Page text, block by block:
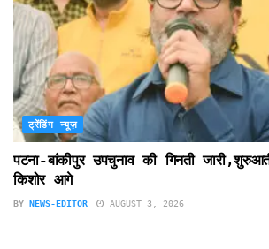
ट्रेंडिंग न्यूज़
पटना-बांकीपुर उपचुनाव की गिनती
किशोर आगे
BY NEWS-EDITOR AUGUST 3, 2026